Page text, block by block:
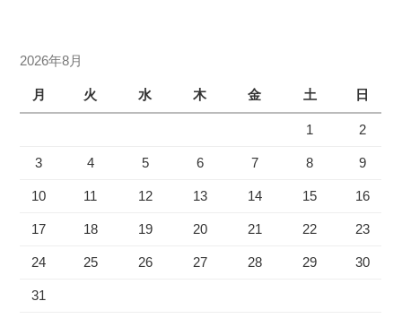
2026年8月
月 火 水 木 金 土 日
1 2
3 4 5 6 7 8 9
10 11 12 13 14 15 16
17 18 19 20 21 22 23
24 25 26 27 28 29 30
31